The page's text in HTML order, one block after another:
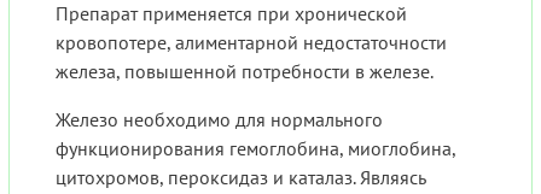
Препарат применяется при хронической
кровопотере, алиментарной недостаточности
железа, повышенной потребности в железе.
Железо необходимо для нормального
функционирования гемоглобина, миоглобина,
цитохромов, пероксидаз и каталаз. Являясь